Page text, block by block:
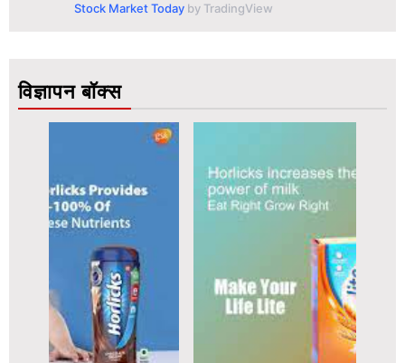
Stock Market Today by TradingView
विज्ञापन बॉक्स